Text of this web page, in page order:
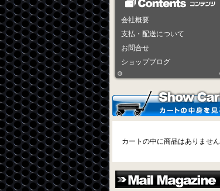
会社概要
支払・配送について
お問合せ
ショップブログ
カートの中に商品はありません